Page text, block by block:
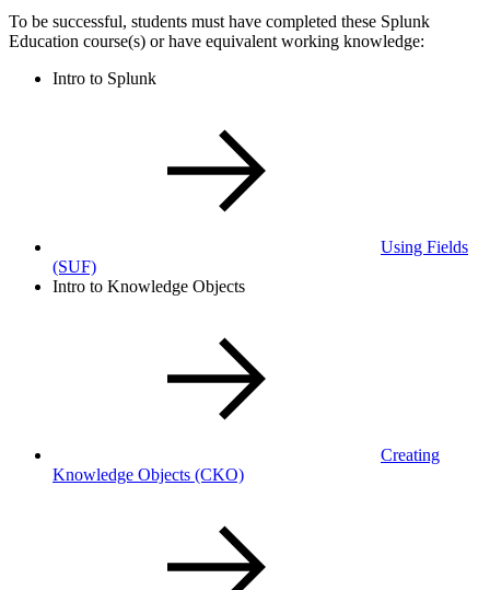
To be successful, students must have completed these Splunk
Education course(s) or have equivalent working knowledge:
Intro to Splunk
Using Fields
(SUF)
Intro to Knowledge Objects
Creating
Knowledge Objects (CKO)